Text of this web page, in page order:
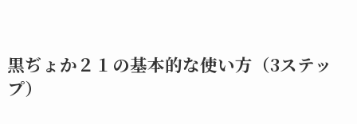
黒ぢょか２１の基本的な使い方（3ステッ
プ）